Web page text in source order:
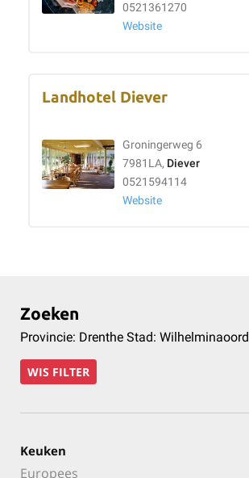
0521361270
Website
Landhotel Diever
Groningerweg 6
7981LA, Diever
0521594114
Website
Zoeken
Provincie: Drenthe Stad: Wilhelminaoord
WIS FILTER
Keuken
Europees